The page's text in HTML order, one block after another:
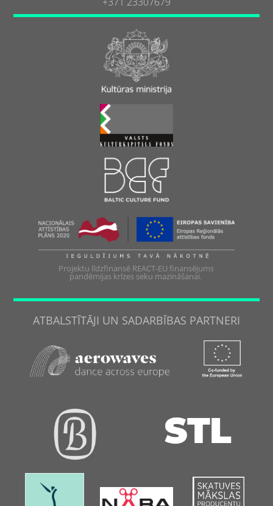
Projektu līdzfinansē REACT-EU finansējums
pandēmijas krīzes seku mazināšanai.
ATBALSTĪTĀJI UN SADARBĪBAS PARTNERI